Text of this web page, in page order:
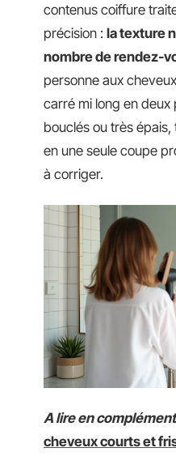
contenus coiffure
précision : la texture
nombre de rendez-
personne aux
carré mi long en deux
bouclés ou très
en une seule coupe
à corriger.
A lire en
cheveux courts et